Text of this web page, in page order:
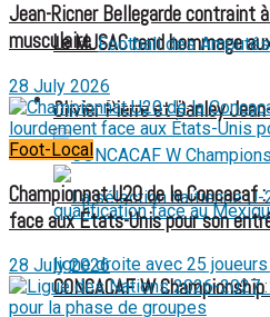
Le MJSAC rend hommage
Olivier Pierre et Danley
Football des Amputés
FOOTBALL FÉMININ
CONCACAF W
Jean-Ricner Bellegarde contraint
musculaire
28 July 2026
Foot-Local
Championnat U20 de la Concacaf
face aux États-Unis pour son
28 July 2026